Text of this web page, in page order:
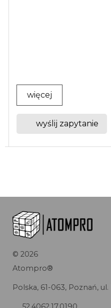
więcej
wyślij zapytanie
© 2026
Atompro®
Polska, 61-063, Poznań,